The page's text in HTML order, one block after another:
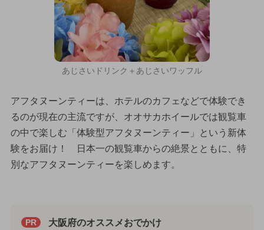
あじさいドリンク＋あじさいワッフル
アフタヌーンティーは、ホテルのカフェなどで体験でき
るのが現在の主流ですが、オオサカホイールでは観覧車
の中で楽しむ「体験型アフタヌーンティー」という新体
験をお届け！ 日本一の観覧車からの絶景とともに、特
別なアフタヌーンティーを楽しめます。
PR 大阪府のオススメおでかけ